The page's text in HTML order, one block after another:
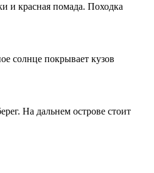
и красная помада. Походка
солнце покрывает кузов
На дальнем острове стоит